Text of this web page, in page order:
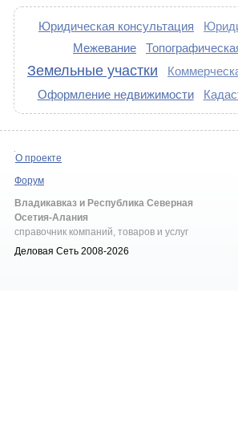
Юридическая консультация
Межевание
Земельные участки
Оформление недвижимости
О проекте
Форум
Владикавказ и Республика Северная
Осетия-Алания
справочник компаний, товаров и услуг
Деловая Сеть 2008-2026